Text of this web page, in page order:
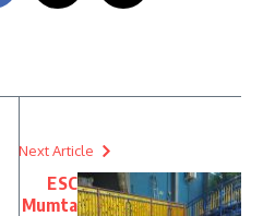
Next Article
ESC
Mumta